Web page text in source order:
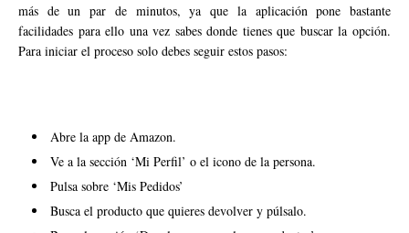
más de un par de minutos, ya que la aplicación pone bastante
facilidades para ello una vez sabes donde tienes que buscar la opción.
Para iniciar el proceso solo debes seguir estos pasos:
Abre la app de Amazon.
Ve a la sección ‘Mi Perfil’ o el icono de la persona.
Pulsa sobre ‘Mis Pedidos’
Busca el producto que quieres devolver y púlsalo.